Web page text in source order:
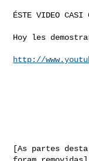
ÉSTE VIDEO CASI
Hoy les
http://
[As partes desta